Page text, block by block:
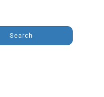
Search